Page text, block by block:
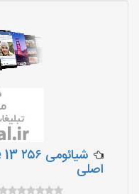
اصلی